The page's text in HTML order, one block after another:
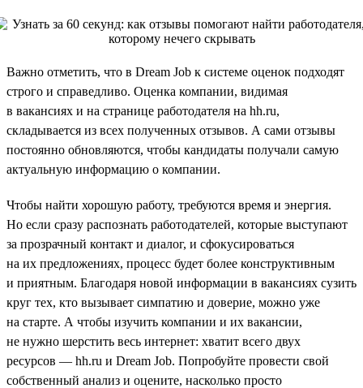
Важно отметить, что в Dream Job к системе оценок подходят
строго и справедливо. Оценка компании, видимая
в вакансиях и на странице работодателя на hh.ru,
складывается из всех полученных отзывов. А сами отзывы
постоянно обновляются, чтобы кандидаты получали самую
актуальную информацию о компании.
Чтобы найти хорошую работу, требуются время и энергия.
Но если сразу распознать работодателей, которые выступают
за прозрачный контакт и диалог, и сфокусироваться
на их предложениях, процесс будет более конструктивным
и приятным. Благодаря новой информации в вакансиях сузить
круг тех, кто вызывает симпатию и доверие, можно уже
на старте. А чтобы изучить компании и их вакансии,
не нужно шерстить весь интернет: хватит всего двух
ресурсов — hh.ru и Dream Job. Попробуйте провести свой
собственный анализ и оцените, насколько просто